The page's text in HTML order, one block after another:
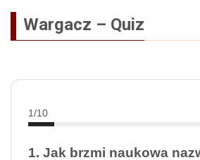
Wargacz – Quiz
1/10
1. Jak brzmi naukowa